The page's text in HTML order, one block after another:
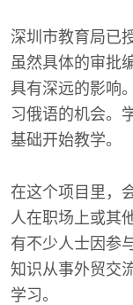
深圳市教育局已
虽然具体的审批
具有深远的影响
习俄语的机会。
基础开始教学。
在这个项目里，
人在职场上或其
有不少人士因参
知识从事外贸交
学习。